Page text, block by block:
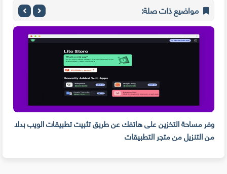
مواضيع ذات صلة:
وفر مساحة التخزين على هاتفك عن طريق تثبيت تطبيقات الويب بدلا
من التنزيل من متجر التطبيقات